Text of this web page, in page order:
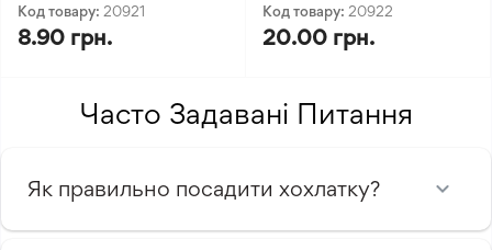
Код товару: 20921
8.90 грн.
Код товару: 20922
20.00 грн.
Часто Задавані Питання
Як правильно посадити хохлатку?